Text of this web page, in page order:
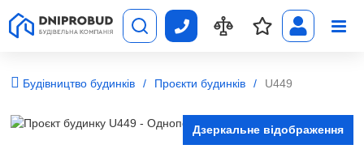
Будівництво будинків Проєкти будинків U449
Дзеркальне відображення